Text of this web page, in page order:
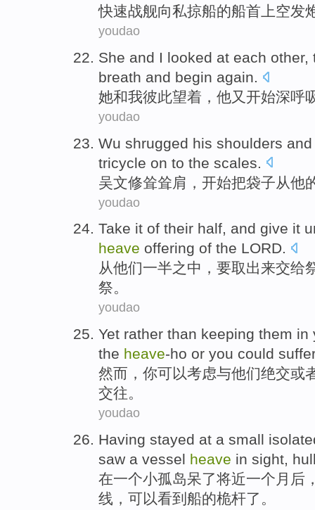
快速战舰向私掠船的船首上空发
youdao
She and I looked at each other,
breath and begin again.
她和我彼此望着， 他又 开始深呼
youdao
Wu shrugged his shoulders
tricycle on to the scales
吴文修耸耸肩 ， 开始把袋子从他
youdao
Take it of their half, and give it
heave offering of the LORD.
从他们一半之中 ，要取出来交给
祭。
youdao
Yet rather than keeping them in
the heave-ho or you could suffer
然而 ， 你可以考虑与他们绝交或
交往。
youdao
Having stayed at a small
saw a vessel heave in sight,
在一个小孤岛呆了将近一个 月后
线 ，可以看到 船的桅杆了。